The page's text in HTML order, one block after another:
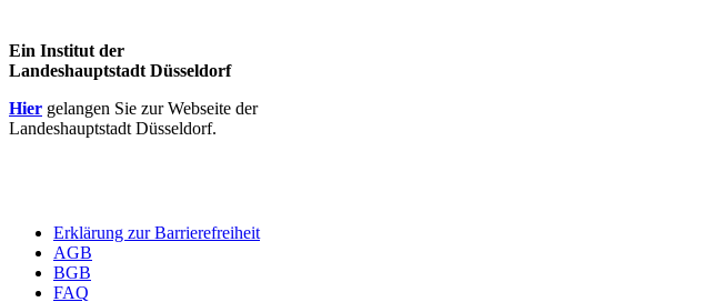
Ein Institut der
Landeshauptstadt Düsseldorf
Hier gelangen Sie zur Webseite der
Landeshauptstadt Düsseldorf.
Erklärung zur Barrierefreiheit
AGB
BGB
FAQ